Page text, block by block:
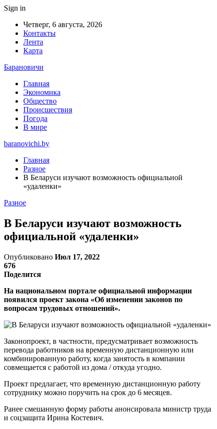
Sign in
Четверг, 6 августа, 2026
Контакты
Лента
Карта
Барановичи
Главная
Экономика
Общество
Происшествия
Погода
В мире
baranovichi.by
Главная
Разное
В Беларуси изучают возможность официальной
«удаленки»
Разное
В Беларуси изучают возможность
официальной «удаленки»
Опубликовано Июл 17, 2022
676
Поделится
На национальном портале официальной информации
появился проект закона «Об изменении законов по
вопросам трудовых отношений».
Законопроект, в частности, предусматривает возможность
перевода работников на временную дистанционную или
комбинированную работу, когда занятость в компании
совмещается с работой из дома / откуда угодно.
Проект предлагает, что временную дистанционную работу
сотруднику можно поручить на срок до 6 месяцев.
Ранее смешанную форму работы анонсировала министр труда
и соцзащита Ирина Костевич.